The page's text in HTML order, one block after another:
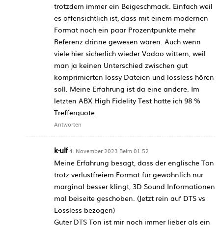
trotzdem immer ein Beigeschmack. Einfach weil
es offensichtlich ist, dass mit einem modernen
Format noch ein paar Prozentpunkte mehr
Referenz drinne gewesen wären. Auch wenn
viele hier sicherlich wieder Vodoo wittern, weil
man ja keinen Unterschied zwischen gut
komprimierten lossy Dateien und lossless hören
soll. Meine Erfahrung ist da eine andere. Im
letzten ABX High Fidelity Test hatte ich 98 %
Trefferquote.
Antworten
k-ulf 4. November 2023 Beim 01:52
Meine Erfahrung besagt, dass der englische Ton
trotz verlustfreiem Format für gewöhnlich nur
marginal besser klingt, 3D Sound Informationen
mal beiseite geschoben. (Jetzt rein auf DTS vs
Lossless bezogen)
Guter DTS Ton ist mir noch immer lieber als ein